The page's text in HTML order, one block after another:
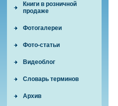
Книги в розничной
продаже
Фотогалереи
Фото-статьи
Видеоблог
Словарь терминов
Архив